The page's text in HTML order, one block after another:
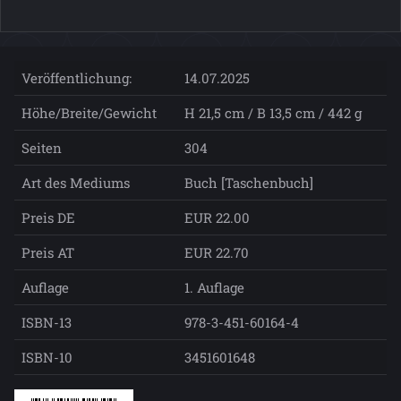
Veröffentlichung:
14.07.2025
Höhe/Breite/Gewicht
H 21,5 cm / B 13,5 cm / 442 g
Seiten
304
Art des Mediums
Buch [Taschenbuch]
Preis DE
EUR 22.00
Preis AT
EUR 22.70
Auflage
1. Auflage
ISBN-13
978-3-451-60164-4
ISBN-10
3451601648